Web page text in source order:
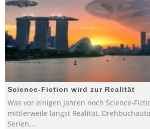
Science-Fiction wird zur Realität
Was vor einigen Jahren noch Science-
mittlerweile längst Realität.
Serien...